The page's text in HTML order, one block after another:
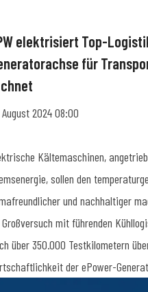
elektrisiert Top-
für
August 2024 08:00
Kältemaschinen,
sollen den
und nachhaltiger
mit führenden
über 350.000 Testkilometern
der ePower-